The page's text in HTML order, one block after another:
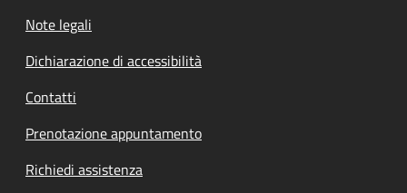
Note legali
Dichiarazione di accessibilità
Contatti
Prenotazione appuntamento
Richiedi assistenza